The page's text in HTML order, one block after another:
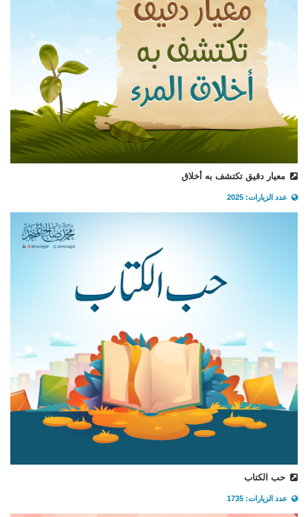
معيار دقيق تكتشف به أخلاق
عدد الزيارات: 2025
حب الكتاب
عدد الزيارات: 1735